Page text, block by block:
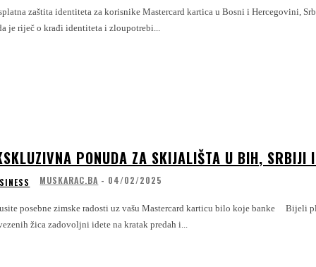
zaštita identiteta za korisnike Mastercard kartica u Bosni i Hercegovini, Srbiji i Crnoj Gori Digitalna era donosi brojne
je riječ o krađi identiteta i zloupotrebi...
PONUDA ZA SKIJALIŠTA U BIH, SRBIJI
MUSKARAC.BA - 04/02/2025
posebne zimske radosti uz vašu Mastercard karticu bilo koje banke Bijeli planinski vrhovi i snijeg koji škripi pod vašim skijama. Nakon nekoliko dobro
žica zadovoljni idete na kratak predah i...